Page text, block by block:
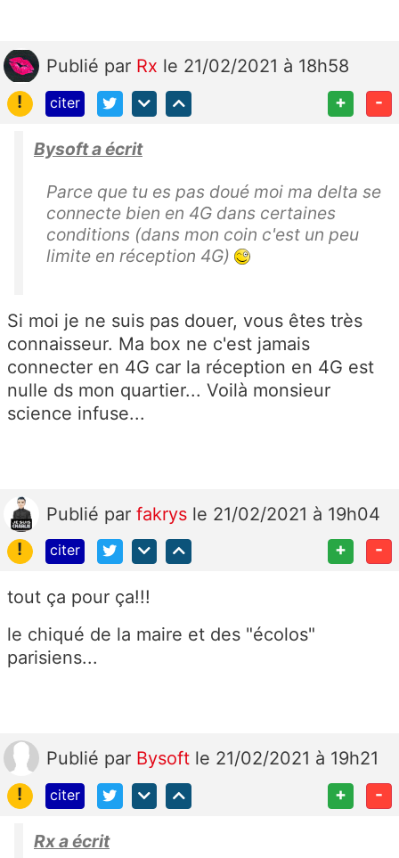
Publié par Rx le 21/02/2021 à 18h58
!
citer + -
Bysoft a écrit
Parce que tu es pas doué moi ma delta se
connecte bien en 4G dans certaines
conditions (dans mon coin c'est un peu
limite en réception 4G)
Si moi je ne suis pas douer, vous êtes très
connaisseur. Ma box ne c'est jamais
connecter en 4G car la réception en 4G est
nulle ds mon quartier... Voilà monsieur
science infuse...
Publié par fakrys le 21/02/2021 à 19h04
!
citer + -
tout ça pour ça!!!
le chiqué de la maire et des "écolos"
parisiens...
Publié par Bysoft le 21/02/2021 à 19h21
!
citer + -
Rx a écrit